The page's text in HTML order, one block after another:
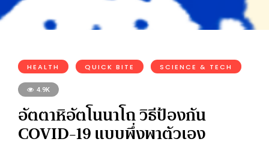
HEALTH QUICK BITE SCIENCE & TECH
4.9K
อัตตาหิอัตโนนาโถ วิธีป้องกัน
COVID-19 แบบพึ่งพาตัวเอง